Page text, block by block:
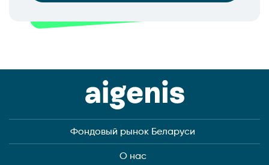
Фондовый рынок Беларуси
О нас